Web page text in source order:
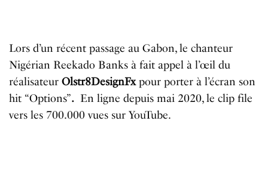
Lors d’un récent passage au Gabon, le chanteur
Nigérian Reekado Banks à fait appel à l’œil du
réalisateurOlstr8DesignFxpour porter à l’écran son
hit “Options”. En ligne depuis mai 2020, le clip file
vers les 700.000 vues sur YouTube.